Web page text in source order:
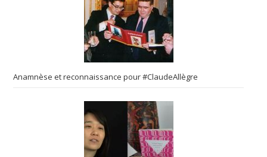
Anamnèse et reconnaissance pour #ClaudeAllègre